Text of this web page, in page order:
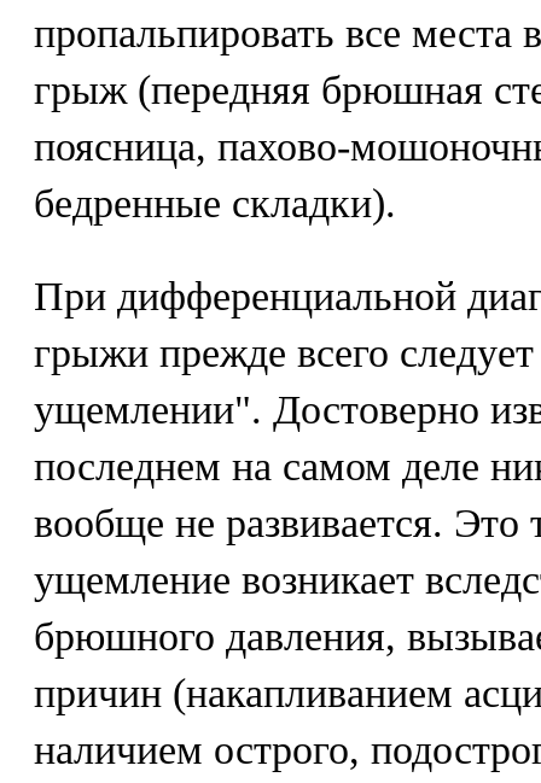
пропальпировать все
грыж (передняя брюшная
поясница, пахово-
бедренные складки).
При дифференциальной
грыжи прежде всего
ущемлении". Достоверно
последнем на самом деле
вообще не развивается. Это
ущемление возникает
брюшного давления,
причин (накапливанием
наличием острого,